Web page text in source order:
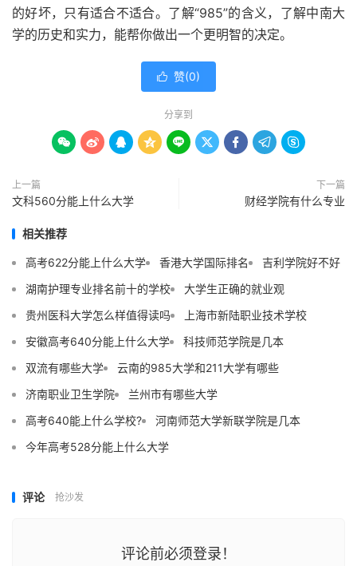
的好坏，只有适合不适合。了解“985”的含义，了解中南大
学的历史和实力，能帮你做出一个更明智的决定。
 赞(0)
分享到
        
上一篇
文科560分能上什么大学
下一篇
财经学院有什么专业
相关推荐
高考622分能上什么大学 香港大学国际排名
吉利学院好不好
湖南护理专业排名前十的学校
大学生正确的就业观
贵州医科大学怎么样值得读吗
上海市新陆职业技术学校
安徽高考640分能上什么大学
科技师范学院是几本
双流有哪些大学
云南的985大学和211大学有哪些
济南职业卫生学院
兰州市有哪些大学
高考640能上什么学校?
河南师范大学新联学院是几本
今年高考528分能上什么大学
评论 抢沙发
评论前必须登录！